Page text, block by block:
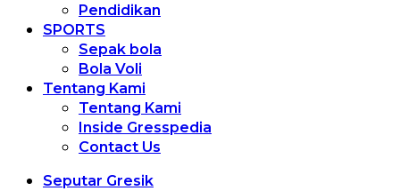
Pendidikan
SPORTS
Sepak bola
Bola Voli
Tentang Kami
Tentang Kami
Inside Gresspedia
Contact Us
Seputar Gresik